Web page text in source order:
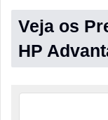
Veja os
HP